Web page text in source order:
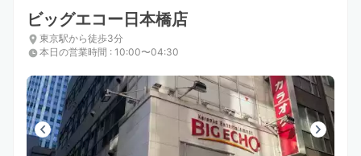
ビッグエコー日本橋店
東京駅から徒歩3分
本日の営業時間 : 10:00〜04:30